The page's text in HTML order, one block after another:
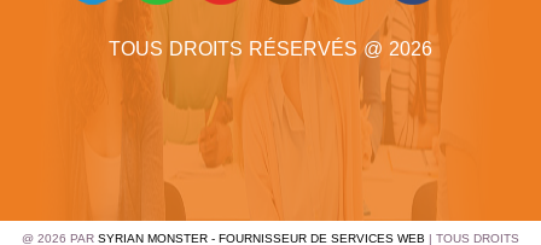
TOUS DROITS RÉSERVÉS @ 2026
@ 2026 PARSYRIAN MONSTER - FOURNISSEUR DE SERVICES WEB | TOUS DROITS